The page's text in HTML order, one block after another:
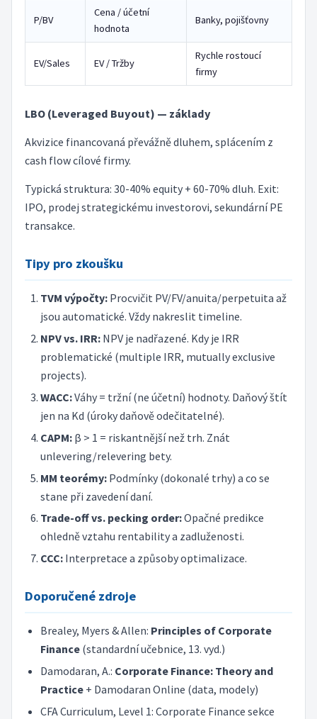
P/BV
Cena / účetní
hodnota
Banky, pojišťovny
EV/Sales EV / Tržby
Rychle rostoucí
firmy
LBO (Leveraged Buyout) — základy
Akvizice financovaná převážně dluhem, splácením z
cash flow cílové firmy.
Typická struktura: 30-40% equity + 60-70% dluh. Exit:
IPO, prodej strategickému investorovi, sekundární PE
transakce.
Tipy pro zkoušku
TVM výpočty:Procvičit PV/FV/anuita/perpetuita až
jsou automatické. Vždy nakreslit timeline.
NPV vs. IRR:NPV je nadřazené. Kdy je IRR
problematické (multiple IRR, mutually exclusive
projects).
WACC:Váhy = tržní (ne účetní) hodnoty. Daňový štít
jen na Kd (úroky daňově odečitatelné).
CAPM:β > 1 = riskantnější než trh. Znát
unlevering/relevering bety.
MM teorémy:Podmínky (dokonalé trhy) a co se
stane při zavedení daní.
Trade-off vs. pecking order:Opačné predikce
ohledně vztahu rentability a zadluženosti.
CCC:Interpretace a způsoby optimalizace.
Doporučené zdroje
Brealey, Myers & Allen: Principles of Corporate
Finance(standardní učebnice, 13. vyd.)
Damodaran, A.: Corporate Finance: Theory and
Practice+ Damodaran Online (data, modely)
CFA Curriculum, Level 1: Corporate Finance sekce